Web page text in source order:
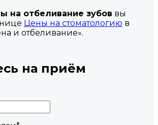
на отбеливание зубов вы
Цены на стоматологию в
и отбеливание».
на приём